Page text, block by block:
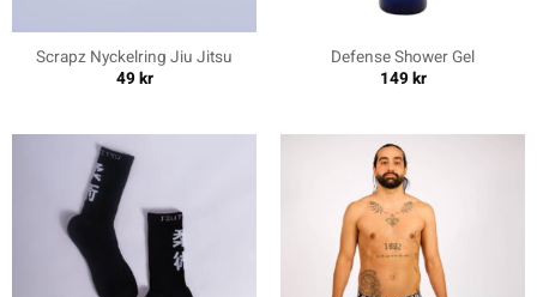
Scrapz Nyckelring Jiu Jitsu
49kr
Defense Shower Gel
149kr